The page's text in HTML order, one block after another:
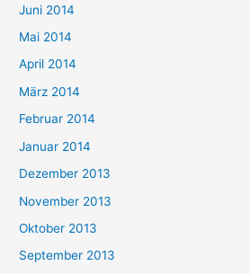
Juni 2014
Mai 2014
April 2014
März 2014
Februar 2014
Januar 2014
Dezember 2013
November 2013
Oktober 2013
September 2013